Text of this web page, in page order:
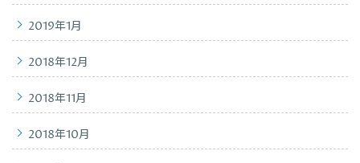
2019年1月
2018年12月
2018年11月
2018年10月